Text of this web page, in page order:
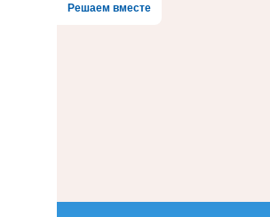
Решаем вместе